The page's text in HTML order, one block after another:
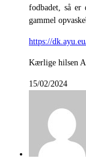
fodbadet, så er
gammel
https://
Kærlige hilsen
15/02/2024